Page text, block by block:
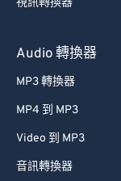
視訊轉換器
Audio 轉換器
MP3 轉換器
MP4 到 MP3
Video 到 MP3
音訊轉換器